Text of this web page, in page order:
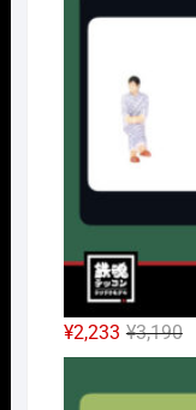
¥3,190元
¥2,233
現